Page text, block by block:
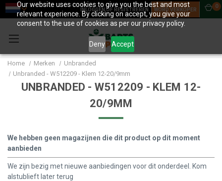
Our website uses cookies to give you the best and most
relevant experience. By clicking on accept, you give your
consent to the use of cookies as per our privacy policy.
Deny Accept
INLOGGEN OF REGISTREREN WORD VERKOPER
0
Home Merken
Unbranded
Unbranded - W512209 - Klem 12-20/9mm
UNBRANDED - W512209 - KLEM 12-
20/9MM
We hebben geen magazijnen die dit product op dit moment
aanbieden
We zijn bezig met nieuwe aanbiedingen voor dit onderdeel. Kom
alstublieft later terug